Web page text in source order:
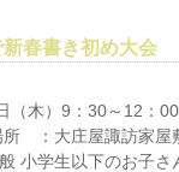
春書き初め大会
木）9：30～12：
所 ：大庄屋諏訪家
小学生以下のお子